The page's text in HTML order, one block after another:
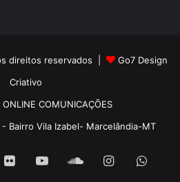
direitos reservados |
Go7 Design
Criativo
ONLINE COMUNICAÇÕES
Bairro Vila Izabel- Marcelândia-MT
Flickr YouTubeSoundCloud
Instagram